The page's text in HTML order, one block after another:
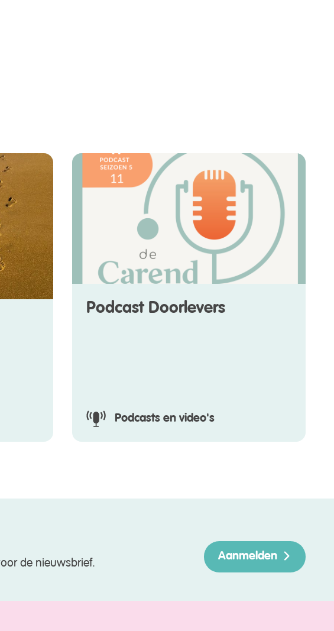
Podcast Doorlevers
Podcasts en video's
de nieuwsbrief. Aanmelden